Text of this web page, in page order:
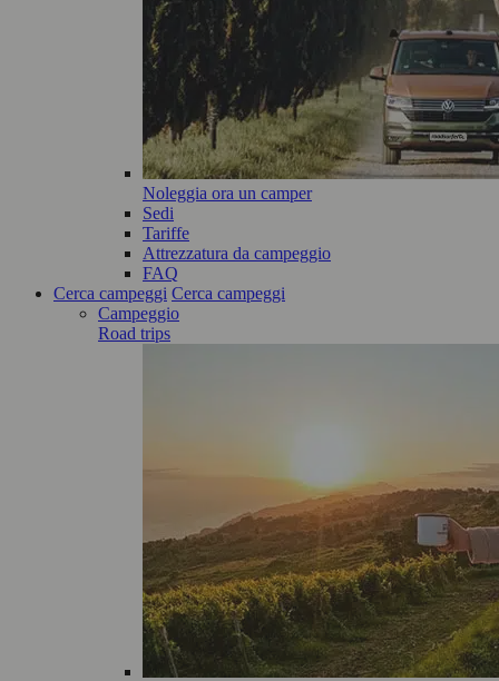
Noleggia ora un camper
Sedi
Tariffe
Attrezzatura da campeggio
FAQ
Cerca campeggi Cerca campeggi
Campeggio
Road trips